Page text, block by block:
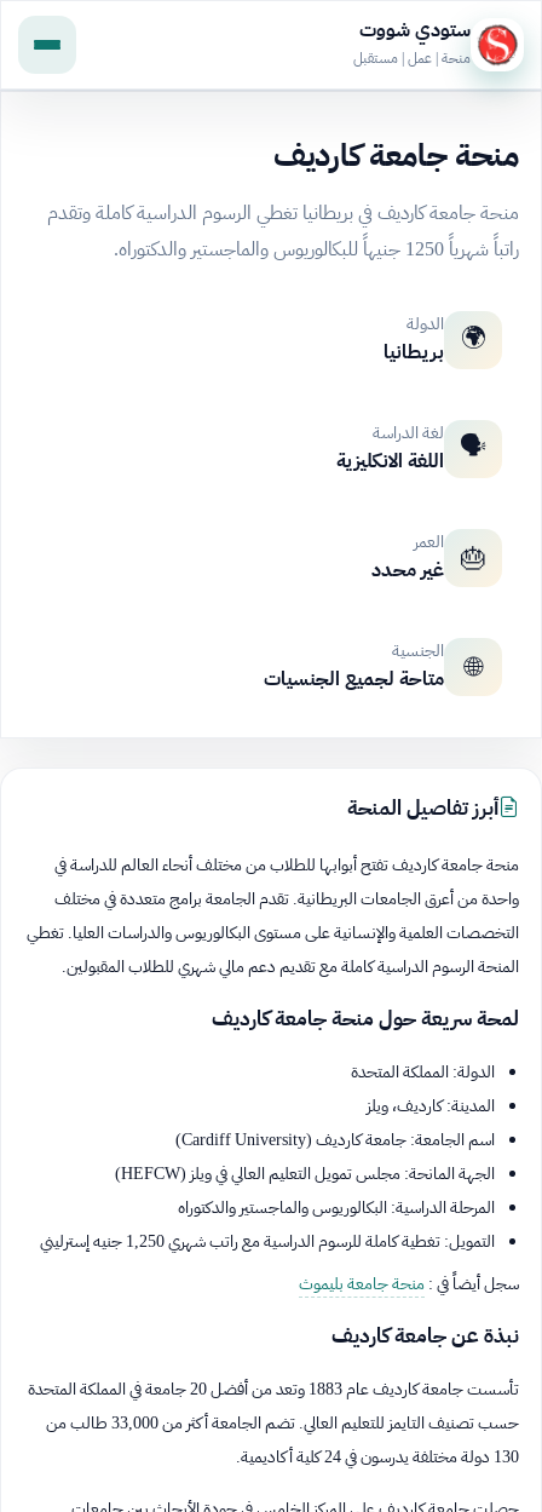
ستودي شووت
منحة | عمل | مستقبل
منحة جامعة كارديف
منحة جامعة كارديف في بريطانيا تغطي الرسوم الدراسية كاملة وتقدم
راتباً شهرياً 1250 جنيهاً للبكالوريوس والماجستير والدكتوراه.
🌍 الدولة
بريطانيا
🗣️ لغة الدراسة
اللغة الانكليزية
🎂 العمر
غير محدد
🌐 الجنسية
متاحة لجميع الجنسيات
أبرز تفاصيل المنحة
منحة جامعة كارديف تفتح أبوابها للطلاب من مختلف أنحاء العالم للدراسة في
واحدة من أعرق الجامعات البريطانية. تقدم الجامعة برامج متعددة في مختلف
التخصصات العلمية والإنسانية على مستوى البكالوريوس والدراسات العليا. تغطي
المنحة الرسوم الدراسية كاملة مع تقديم دعم مالي شهري للطلاب المقبولين.
لمحة سريعة حول منحة جامعة كارديف
الدولة: المملكة المتحدة
المدينة: كارديف، ويلز
اسم الجامعة: جامعة كارديف (Cardiff University)
الجهة المانحة: مجلس تمويل التعليم العالي في ويلز (HEFCW)
المرحلة الدراسية: البكالوريوس والماجستير والدكتوراه
التمويل: تغطية كاملة للرسوم الدراسية مع راتب شهري 1,250 جنيه إسترليني
سجل أيضاً في :منحة جامعة بليموث
نبذة عن جامعة كارديف
تأسست جامعة كارديف عام 1883 وتعد من أفضل 20 جامعة في المملكة المتحدة
حسب تصنيف التايمز للتعليم العالي. تضم الجامعة أكثر من 33,000 طالب من
130 دولة مختلفة يدرسون في 24 كلية أكاديمية.